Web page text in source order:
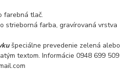
farebná tlač.
strieborná farba, gravírovaná vrstva
špeciálne prevedenie zelená alebo
textom. Informácie 0948 699 509